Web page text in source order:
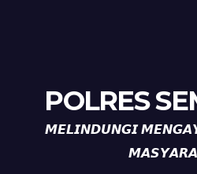
POLRES
𝙈𝙀𝙇𝙄𝙉𝘿𝙐𝙉𝙂𝙄